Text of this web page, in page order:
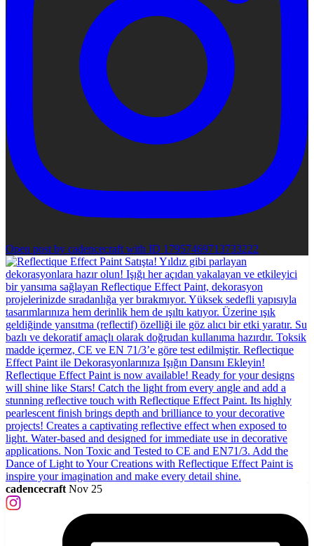
Open post by cadencecraft with ID 17957469713733222
cadencecraft Nov 25